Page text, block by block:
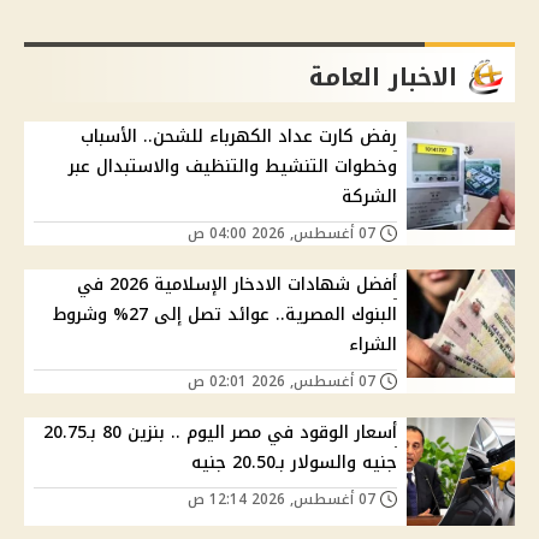
الاخبار العامة
رفض كارت عداد الكهرباء للشحن.. الأسباب
وخطوات التنشيط والتنظيف والاستبدال عبر
الشركة
أفضل شهادات الادخار الإسلامية 2026 في
البنوك المصرية.. عوائد تصل إلى 27% وشروط
الشراء
أسعار الوقود في مصر اليوم .. بنزين 80 بـ20.75
جنيه والسولار بـ20.50 جنيه